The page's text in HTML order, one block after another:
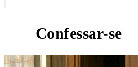
Confessar-se